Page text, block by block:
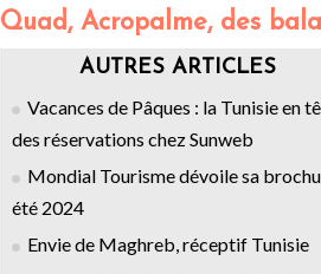
Quad, Acropalme, des
AUTRES ARTICLES
Vacances de Pâques : la Tunisie en
des réservations chez Sunweb
Mondial Tourisme dévoile sa
été 2024
Envie de Maghreb, réceptif Tunisie